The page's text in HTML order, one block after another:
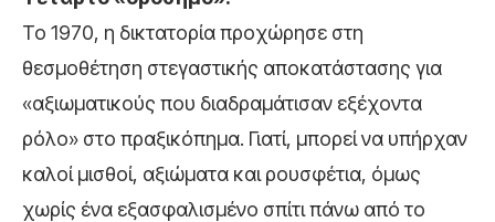
Το 1970, η δικτατορία προχώρησε στη
θεσμοθέτηση στεγαστικής αποκατάστασης για
«αξιωματικούς που διαδραμάτισαν εξέχοντα
ρόλο» στο πραξικόπημα. Γιατί, μπορεί να υπήρχαν
καλοί μισθοί, αξιώματα και ρουσφέτια, όμως
χωρίς ένα εξασφαλισμένο σπίτι πάνω από το